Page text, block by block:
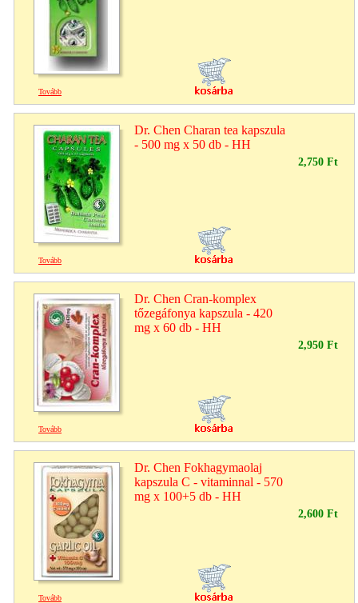
Tovább
Dr. Chen Charan tea kapszula
- 500 mg x 50 db - HH
2,750 Ft
Tovább
Dr. Chen Cran-komplex
tőzegáfonya kapszula - 420
mg x 60 db - HH
2,950 Ft
Tovább
Dr. Chen Fokhagymaolaj
kapszula C - vitaminnal - 570
mg x 100+5 db - HH
2,600 Ft
Tovább